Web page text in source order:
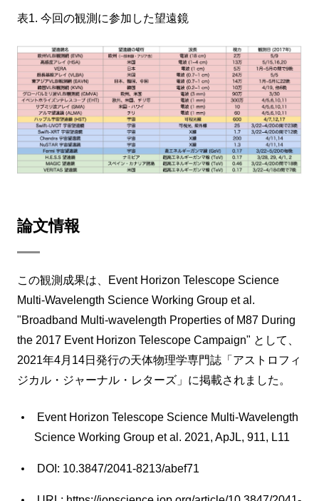
表1. 今回の観測に参加した望遠鏡
論文情報
この観測成果は、Event Horizon Telescope Science
Multi-Wavelength Science Working Group et al.
"Broadband Multi-wavelength Properties of M87 During
the 2017 Event Horizon Telescope Campaign" として、
2021年4月14日発行の天体物理学専門誌「アストロフィ
ジカル・ジャーナル・レターズ」に掲載されました。
Event Horizon Telescope Science Multi-Wavelength
Science Working Group et al. 2021, ApJL, 911, L11
DOI: 10.3847/2041-8213/abef71